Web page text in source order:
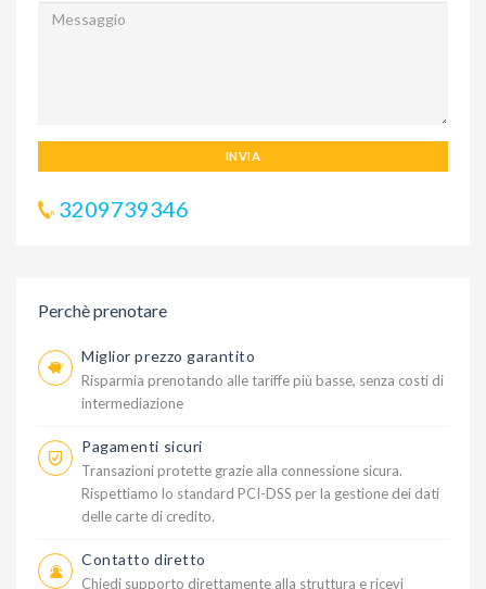
INVIA
3209739346
Perchè prenotare
Miglior prezzo garantito
Risparmia prenotando alle tariffe più basse, senza costi di
intermediazione
Pagamenti sicuri
Transazioni protette grazie alla connessione sicura.
Rispettiamo lo standard PCI-DSS per la gestione dei dati
delle carte di credito.
Contatto diretto
Chiedi supporto direttamente alla struttura e ricevi